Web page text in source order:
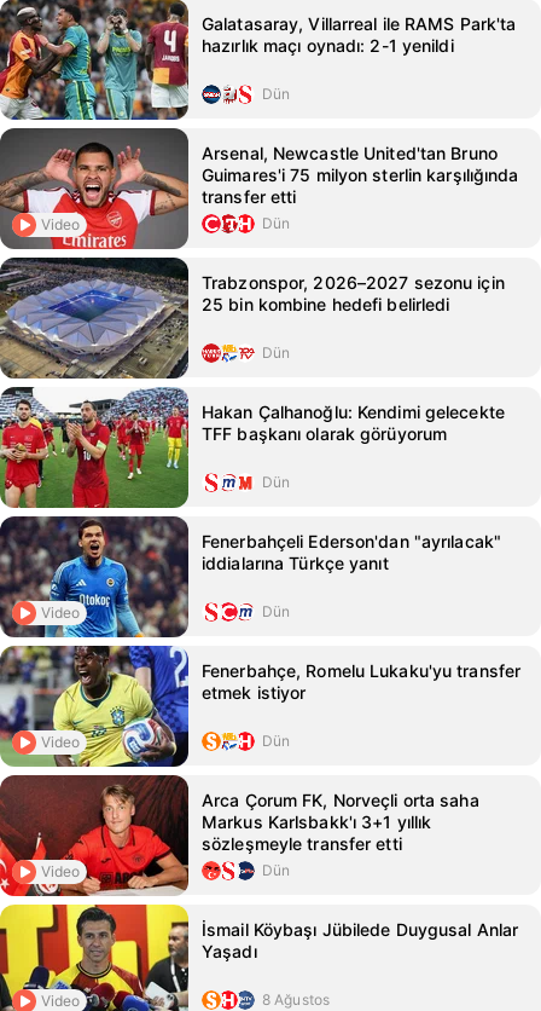
Galatasaray, Villarreal ile RAMS Park'ta
hazırlık maçı oynadı: 2-1 yenildi
Dün
Video
Arsenal, Newcastle United'tan Bruno
Guimares'i 75 milyon sterlin karşılığında
transfer etti
Dün
Trabzonspor, 2026–2027 sezonu için
25 bin kombine hedefi belirledi
Dün
Hakan Çalhanoğlu: Kendimi gelecekte
TFF başkanı olarak görüyorum
Dün
Video
Fenerbahçeli Ederson'dan "ayrılacak"
iddialarına Türkçe yanıt
Dün
Video
Fenerbahçe, Romelu Lukaku'yu transfer
etmek istiyor
Dün
Video
Arca Çorum FK, Norveçli orta saha
Markus Karlsbakk'ı 3+1 yıllık
sözleşmeyle transfer etti
Dün
Video
İsmail Köybaşı Jübilede Duygusal Anlar
Yaşadı
8 Ağustos